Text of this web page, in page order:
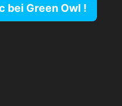
bei Green Owl !